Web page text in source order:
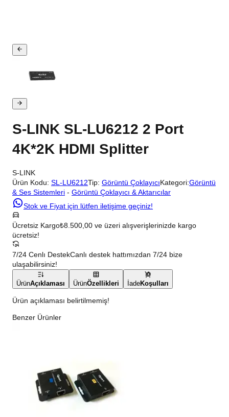
S-LINK SL-LU6212 2 Port
4K*2K HDMI Splitter
S-LINK
Ürün Kodu: SL-LU6212Tip: Görüntü ÇoklayıcıKategori:Görüntü
& Ses Sistemleri - Görüntü Çoklayıcı & Aktarıcılar
Stok ve Fiyat için lütfen iletişime geçiniz!
Ücretsiz Kargo₺8.500,00 ve üzeri alışverişlerinizde kargo
ücretsiz!
7/24 Cenlı DestekCanlı destek hattımızdan 7/24 bize
ulaşabilirsiniz!
ÜrünAçıklaması ÜrünÖzellikleri İadeKoşulları
Ürün açıklaması belirtilmemiş!
Benzer Ürünler